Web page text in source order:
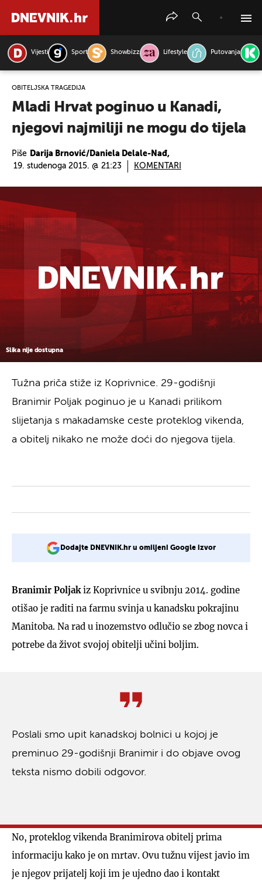
Vijesti Sport Showbizz Lifestyle Putovanja
OBITELJSKA TRAGEDIJA
Mladi Hrvat poginuo u Kanadi,
njegovi najmiliji ne mogu do tijela
Piše Darija Brnović/Daniela Delale-Nađ,
19. studenoga 2015. @ 21:23
KOMENTARI
Slika nije dostupna
Tužna priča stiže iz Koprivnice. 29-godišnji
Branimir Poljak poginuo je u Kanadi prilikom
slijetanja s makadamske ceste proteklog vikenda,
a obitelj nikako ne može doći do njegova tijela.
Dodajte DNEVNIK.hr u omiljeni Google izvor
Branimir Poljakiz Koprivnice u svibnju 2014. godine
otišao je raditi na farmu svinja u kanadsku pokrajinu
Manitoba. Na rad u inozemstvo odlučio se zbog novca i
potrebe da život svojoj obitelji učini boljim.
Poslali smo upit kanadskoj bolnici u kojoj je
preminuo 29-godišnji Branimir i do objave ovog
teksta nismo dobili odgovor.
No, proteklog vikenda Branimirova obitelj prima
informaciju kako je on mrtav. Ovu tužnu vijest javio im
je njegov prijatelj koji im je ujedno dao i kontakt
PRETRAŽITE VIJESTI